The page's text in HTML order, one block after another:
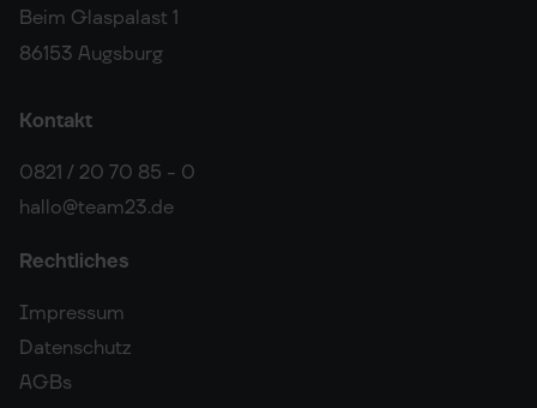
Beim Glaspalast 1
86153 Augsburg
Kontakt
0821 / 20 70 85 - 0
hallo@team23.de
Rechtliches
Impressum
Datenschutz
AGBs